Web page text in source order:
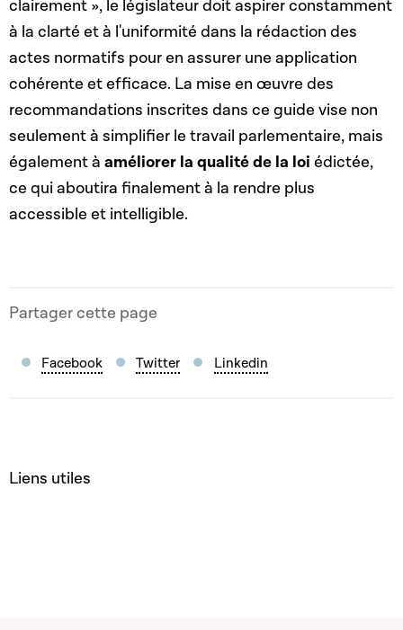
clairement », le législateur doit aspirer constamment
à la clarté et à l'uniformité dans la rédaction des
actes normatifs pour en assurer une application
cohérente et efficace. La mise en œuvre des
recommandations inscrites dans ce guide vise non
seulement à simplifier le travail parlementaire, mais
également à améliorer la qualité de la loi édictée,
ce qui aboutira finalement à la rendre plus
accessible et intelligible.
Partager cette page
Facebook Twitter Linkedin
Liens utiles